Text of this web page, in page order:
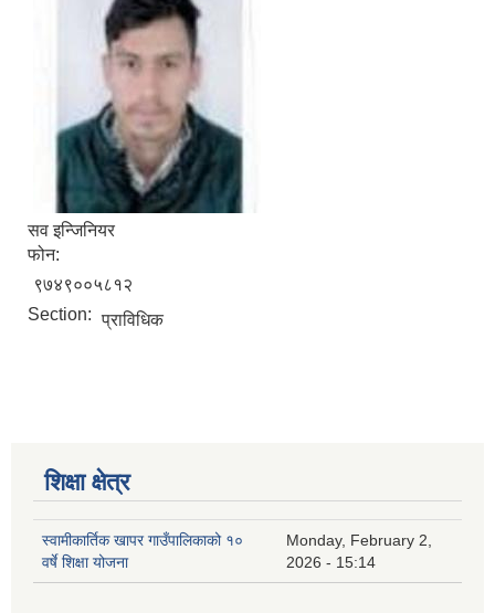
सव इन्जिनियर
फोन:
९७४९००५८१२
Section: प्राविधिक
शिक्षा क्षेत्र
स्वामीकार्तिक खापर गाउँपालिकाको १०
वर्षे शिक्षा योजना
Monday, February 2,
2026 - 15:14